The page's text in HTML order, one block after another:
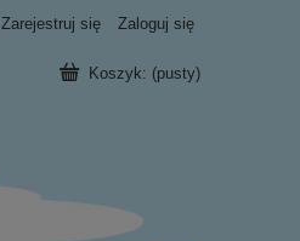
Zarejestruj się Zaloguj się
Koszyk: (pusty)